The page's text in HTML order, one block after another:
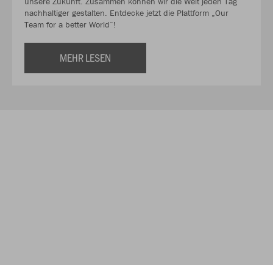
nachhaltiger gestalten. Entdecke jetzt die Plattform „Our
Team for a better World“!
MEHR LESEN